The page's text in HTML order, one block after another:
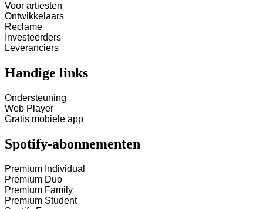
Voor artiesten
Ontwikkelaars
Reclame
Investeerders
Leveranciers
Handige links
Ondersteuning
Web Player
Gratis mobiele app
Spotify-abonnementen
Premium Individual
Premium Duo
Premium Family
Premium Student